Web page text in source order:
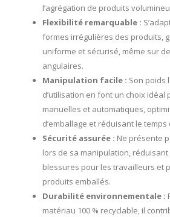
l’agrégation de produits
Flexibilité remarquable :
formes irrégulières des produits,
uniforme et sécurisé, même sur
angulaires.
Manipulation facile : Son poids
d’utilisation en font un choix idéal
manuelles et automatiques,
d’emballage et réduisant le temps
Sécurité assurée : Ne présente
lors de sa manipulation,
blessures pour les travailleurs et
produits emballés.
Durabilité environnementale :
matériau 100 % recyclable, il